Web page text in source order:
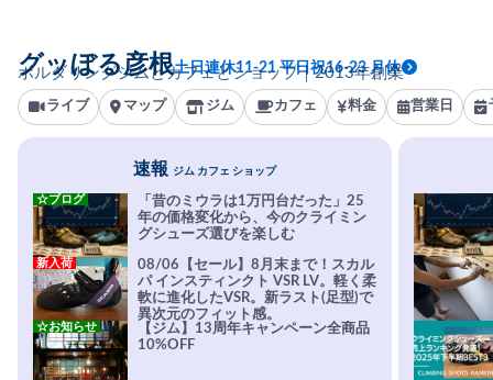
ボルダリングジムとカフェとショップ｜2013年創業
グッぼる彦根土日連休11-21 平日祝16-23 月休
ライブ マップ ジム カフェ 料金 営業日
速報 ジム カフェ ショップ
「昔のミウラは1万円台だった」25
年の価格変化から、今のクライミン
グシューズ選びを楽しむ
☆ブログ
08/06【セール】8月末まで！スカル
パ インスティンクト VSR LV。軽く柔
軟に進化したVSR。新ラスト(足型)で
異次元のフィット感。
新入荷
【ジム】13周年キャンペーン全商品
10%OFF
☆お知らせ